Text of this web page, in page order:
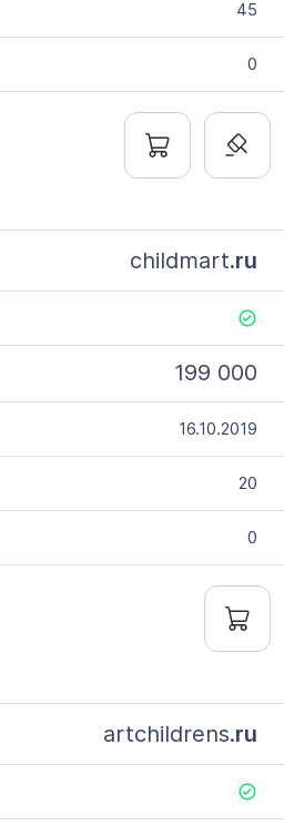
45
0
childmart.ru
199 000
16.10.2019
20
0
artchildrens.ru